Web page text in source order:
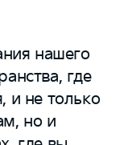
нашего
где
и не только
но и